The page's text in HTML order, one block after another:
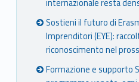
internazionale resta
Sostieni il futuro di
Imprenditori (EYE):
riconoscimento nel
Formazione e supporto